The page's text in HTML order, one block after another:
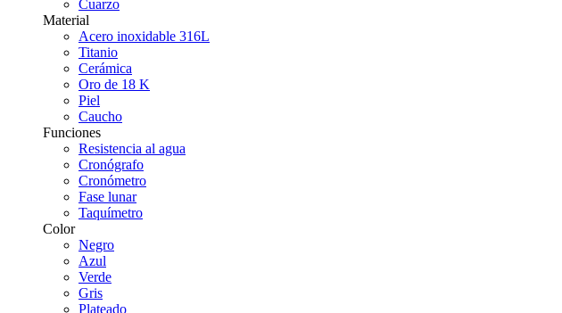
Cuarzo
Material
Acero inoxidable 316L
Titanio
Cerámica
Oro de 18 K
Piel
Caucho
Funciones
Resistencia al agua
Cronógrafo
Cronómetro
Fase lunar
Taquímetro
Color
Negro
Azul
Verde
Gris
Plateado